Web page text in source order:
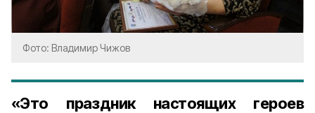
Фото: Владимир Чижов
«Это праздник настоящих героев